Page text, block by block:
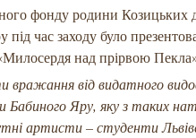
фонду родини
під час заходу було
над прірвою
вражання від видатного
Бабиного Яру, яку з таких
артисти –студенти